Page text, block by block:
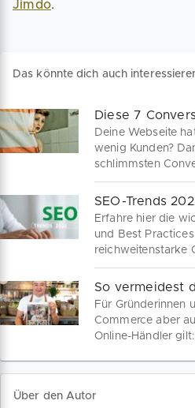
Jimdo.
Das könnte dich auch
Deine Webseite
wenig Kunden?
schlimmsten
wie du mit
CTAs und
Conversion Rate
Kunden gewinnst.
Erfahre hier die
und Best
reichweitenstarke
Jahr 2022.
Website-Inhalte
damit dein
Anbieter
wird. Darauf
Ranking in den
Für Gründerinnen
Commerce aber
Online-Händler
Über den Autor